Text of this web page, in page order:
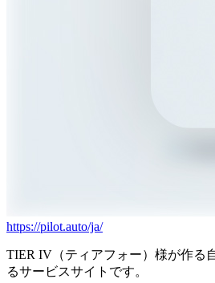
https://pilot.auto/ja/
TIER IV（ティアフォー）様が作る
るサービスサイトです。